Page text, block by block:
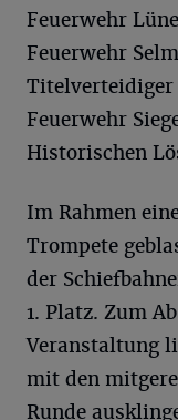
Feuerwehr
Feuerwehr
Titelverteidiger
Feuerwehr
Historischen
Im Rahmen
Trompete
der
1. Platz. Zum
Veranstaltung
mit den
Runde